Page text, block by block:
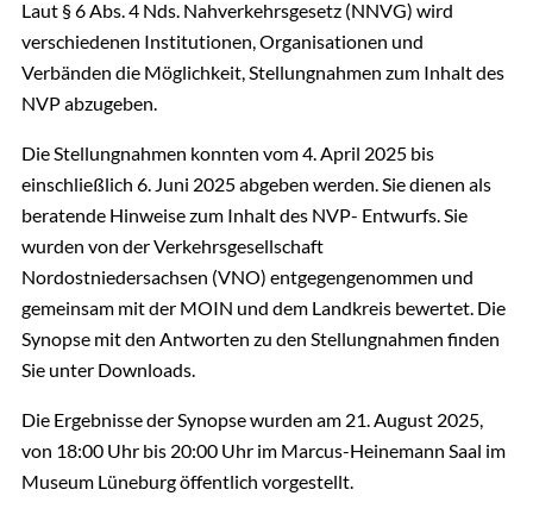
Mobilität
Lars Gröning
04131 26-1859
E-Mail senden
Gebäude 12, Zimmer 104
Mobilität
Stefan Borchers
Stellvertretende Fachdienstleitung, ÖPNV
04131 26-1367
Gebäude 12, Zimmer 102
Anlage 1 - Haltestellenkonzept-VNO 2022
PDF | 6.34 MB
Mobilitätsgutachten für die
Zukunft des ÖPNV
im Landkreis Lüneburg
- Abschlussbericht 2025
PDF | 19.38 MB
Synopse sortiert nach Aufnahmekriterium -
Stand: 08.08.2025
Synopse sortiert nach Kapiteln - Stand:
08.08.2025
LNVG
Weitere Nahverkehrspläne der
Nachbarlandkreise
Laut § 6 Abs. 4 Nds. Nahverkehrsgesetz (NNVG) wird
verschiedenen Institutionen, Organisationen und
Verbänden die Möglichkeit, Stellungnahmen zum Inhalt des
NVP abzugeben.
Die Stellungnahmen konnten vom 4. April 2025 bis
einschließlich 6. Juni 2025 abgeben werden. Sie dienen als
beratende Hinweise zum Inhalt des NVP- Entwurfs. Sie
wurden von der Verkehrsgesellschaft
Nordostniedersachsen (VNO) entgegengenommen und
gemeinsam mit der MOIN und dem Landkreis bewertet. Die
Synopse mit den Antworten zu den Stellungnahmen finden
Sie unter Downloads.
Die Ergebnisse der Synopse wurden am 21. August 2025,
von 18:00 Uhr bis 20:00 Uhr im Marcus-Heinemann Saal im
Museum Lüneburg öffentlich vorgestellt.